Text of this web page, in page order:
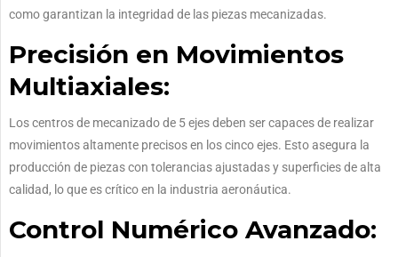
como garantizan la integridad de las piezas mecanizadas.
Precisión en Movimientos
Multiaxiales:
Los centros de mecanizado de 5 ejes deben ser capaces de realizar
movimientos altamente precisos en los cinco ejes. Esto asegura la
producción de piezas con tolerancias ajustadas y superficies de alta
calidad, lo que es crítico en la industria aeronáutica.
Control Numérico Avanzado: